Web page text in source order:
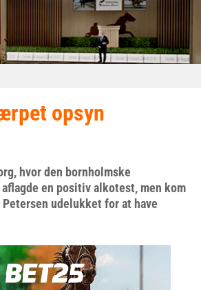
opsyn
hvor den bornholmske
en positiv alkotest, men kom
udelukket for at have